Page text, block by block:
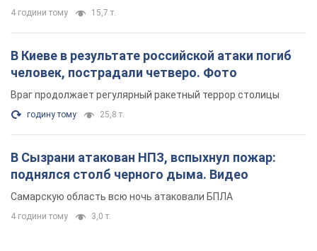
4 години тому 15,7 т.
В Киеве в результате российской атаки погиб
человек, пострадали четверо. Фото
Враг продолжает регулярный ракетный террор столицы
годину тому 25,8 т.
В Сызрани атакован НПЗ, вспыхнул пожар:
поднялся столб черного дыма. Видео
Самарскую область всю ночь атаковали БПЛА
4 години тому 3,0 т.